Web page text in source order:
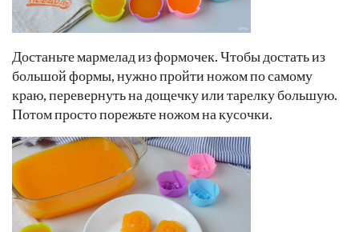
Достаньте мармелад из формочек. Чтобы достать из
большой формы, нужно пройти ножом по самому
краю, перевернуть на дощечку или тарелку большую.
Потом просто порежьте ножом на кусочки.